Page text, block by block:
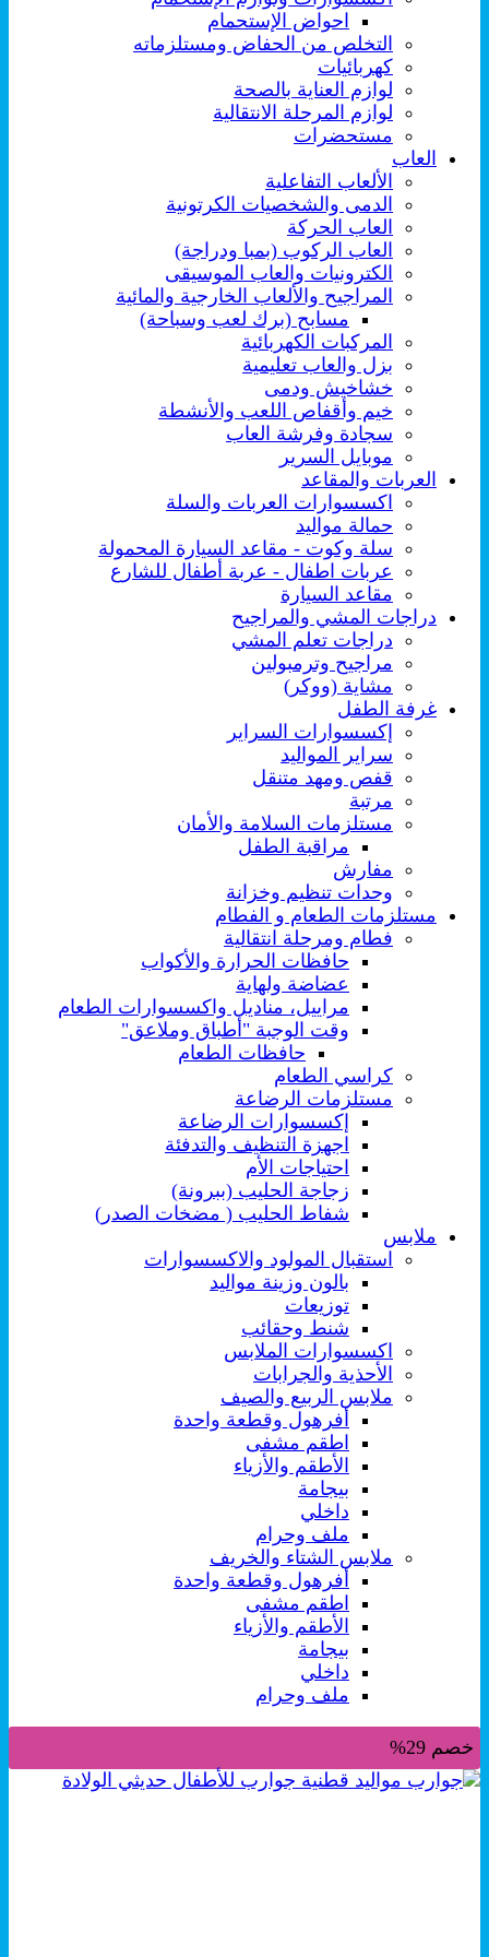
احواض الإستحمام
التخلص من الحفاض ومستلزماته
كهربائيات
لوازم العناية بالصحة
لوازم المرحلة الانتقالية
مستحضرات
العاب
الألعاب التفاعلية
الدمى والشخصيات الكرتونية
العاب الحركة
العاب الركوب (بمبا ودراجة)
الكترونيات والعاب الموسيقى
المراجيح والألعاب الخارجية والمائية
مسابح (برك لعب وسباحة)
المركبات الكهربائية
بزل والعاب تعليمية
خشاخيش ودمى
خيم وأقفاص اللعب والأنشطة
سجادة وفرشة العاب
موبايل السرير
العربات والمقاعد
اكسسوارات العربات والسلة
حمالة مواليد
سلة وكوت - مقاعد السيارة المحمولة
عربات اطفال - عربة أطفال للشارع
مقاعد السيارة
دراجات المشي والمراجيح
دراجات تعلم المشي
مراجيح وترمبولين
مشاية (ووكر)
غرفة الطفل
إكسسوارات السراير
سراير المواليد
قفص ومهد متنقل
مرتبة
مستلزمات السلامة والأمان
مراقبة الطفل
مفارش
وحدات تنظيم وخزانة
مستلزمات الطعام و الفطام
فطام ومرحلة انتقالية
حافظات الحرارة والأكواب
عضاضة ولهاية
مراييل، مناديل واكسسوارات الطعام
وقت الوجبة "أطباق وملاعق"
حافظات الطعام
كراسي الطعام
مستلزمات الرضاعة
إكسسوارات الرضاعة
اجهزة التنظيف والتدفئة
احتياجات الأم
زجاجة الحليب (ببرونة)
شفاط الحليب ( مضخات الصدر)
ملابس
استقبال المولود والاكسسوارات
بالون وزينة مواليد
توزيعات
شنط وحقائب
اكسسوارات الملابس
الأحذية والجرابات
ملابس الربيع والصيف
أفرهول وقطعة واحدة
اطقم مشفى
الأطقم والأزياء
بيجامة
داخلي
ملف وحرام
ملابس الشتاء والخريف
أفرهول وقطعة واحدة
اطقم مشفى
الأطقم والأزياء
بيجامة
داخلي
ملف وحرام
خصم 29%